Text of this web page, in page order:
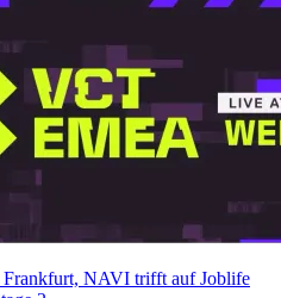
NAVI trifft auf Joblife